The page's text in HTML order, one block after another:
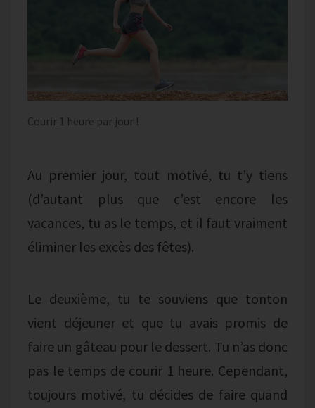
Courir 1 heure par jour !
Au premier jour, tout motivé, tu t’y tiens
(d’autant plus que c’est encore les
vacances, tu as le temps, et il faut vraiment
éliminer les excès des fêtes).
Le deuxième, tu te souviens que tonton
vient déjeuner et que tu avais promis de
faire un gâteau pour le dessert. Tu n’as donc
pas le temps de courir 1 heure. Cependant,
toujours motivé, tu décides de faire quand